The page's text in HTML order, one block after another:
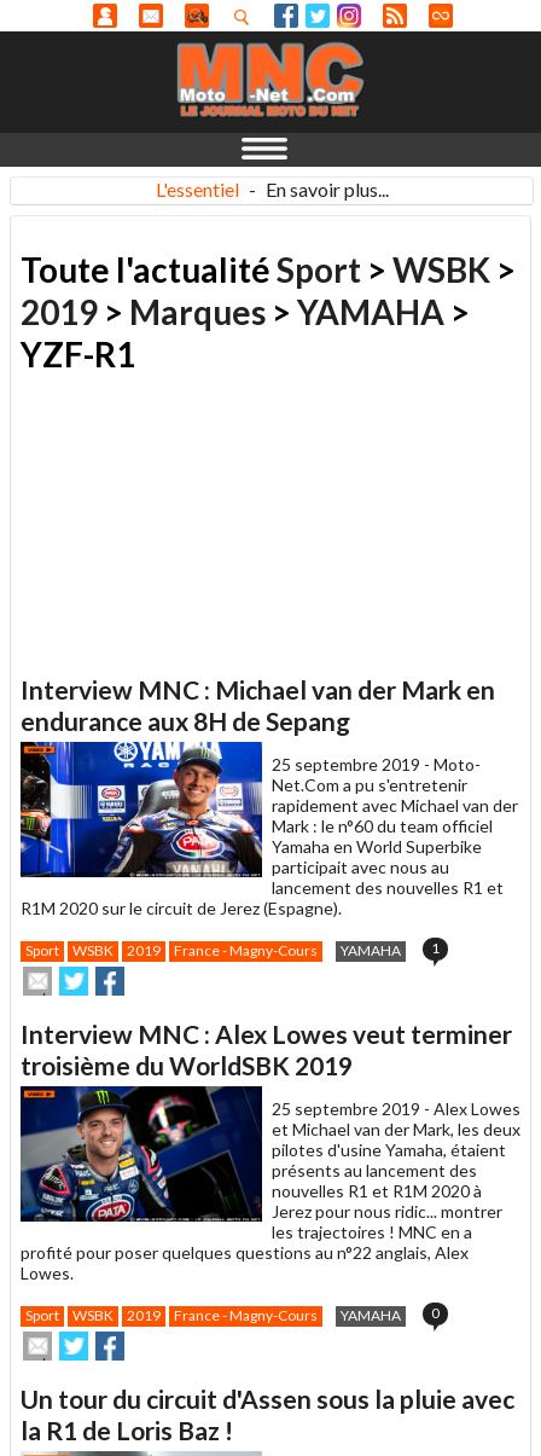
L'essentiel - En savoir plus...
Toute l'actualitéSport > WSBK >
2019 > Marques >YAMAHA >
YZF-R1
Interview MNC : Michael van der Mark en
endurance aux 8H de Sepang
25 septembre 2019 - Moto-
Net.Com a pu s'entretenir
rapidement avec Michael van der
Mark : le n°60 du team officiel
Yamaha en World Superbike
participait avec nous au
lancement des nouvelles R1 et
R1M 2020 sur le circuit de Jerez (Espagne).
Sport WSBK 2019 France - Magny-Cours YAMAHA 1
Envoyer
cet
un
ami
Partager
sur
sur
Interview MNC : Alex Lowes veut terminer
troisième du WorldSBK 2019
25 septembre 2019 - Alex Lowes
et Michael van der Mark, les deux
pilotes d'usine Yamaha, étaient
présents au lancement des
nouvelles R1 et R1M 2020 à
Jerez pour nous ridic... montrer
les trajectoires ! MNC en a
profité pour poser quelques questions au n°22 anglais, Alex
Lowes.
Sport WSBK 2019 France - Magny-Cours YAMAHA 0
Envoyer
cet
à
un
ami
Partager
sur
sur
Un tour du circuit d'Assen sous la pluie avec
la R1 de Loris Baz !